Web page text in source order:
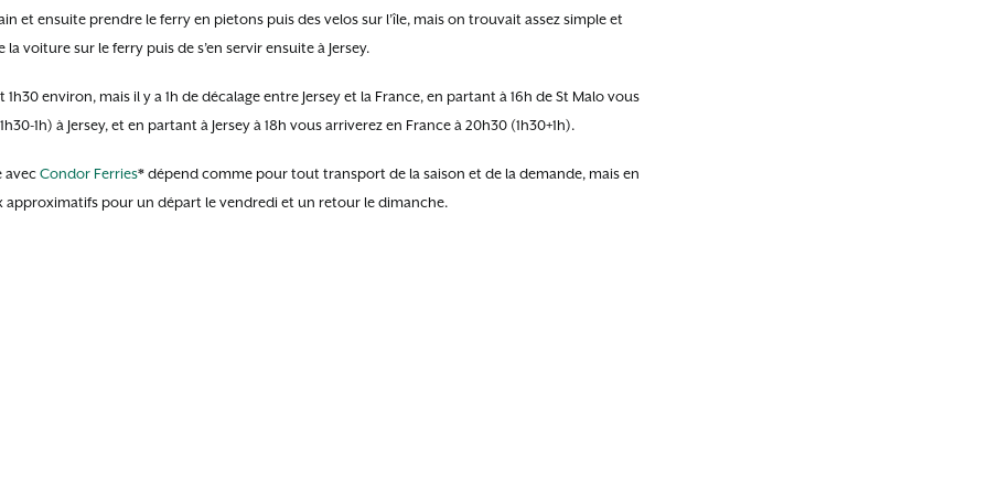
et ensuite prendre le ferry en pietons puis des velos sur l’île, mais on trouvait assez simple et
voiture sur le ferry puis de s’en servir ensuite à Jersey.
environ, mais il y a 1h de décalage entre Jersey et la France, en partant à 16h de St Malo vous
1h) à Jersey, et en partant à Jersey à 18h vous arriverez en France à 20h30 (1h30+1h).
avec Condor Ferries* dépend comme pour tout transport de la saison et de la demande, mais en
approximatifs pour un départ le vendredi et un retour le dimanche.